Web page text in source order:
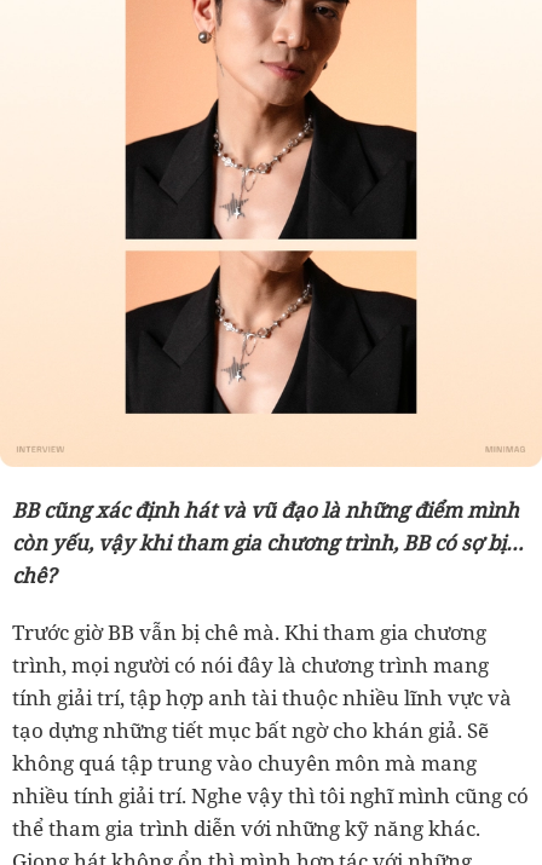
BB cũng xác định hát và vũ đạo là những điểm mình
còn yếu, vậy khi tham gia chương trình, BB có sợ bị…
chê?
Trước giờ BB vẫn bị chê mà. Khi tham gia chương
trình, mọi người có nói đây là chương trình mang
tính giải trí, tập hợp anh tài thuộc nhiều lĩnh vực và
tạo dựng những tiết mục bất ngờ cho khán giả. Sẽ
không quá tập trung vào chuyên môn mà mang
nhiều tính giải trí. Nghe vậy thì tôi nghĩ mình cũng có
thể tham gia trình diễn với những kỹ năng khác.